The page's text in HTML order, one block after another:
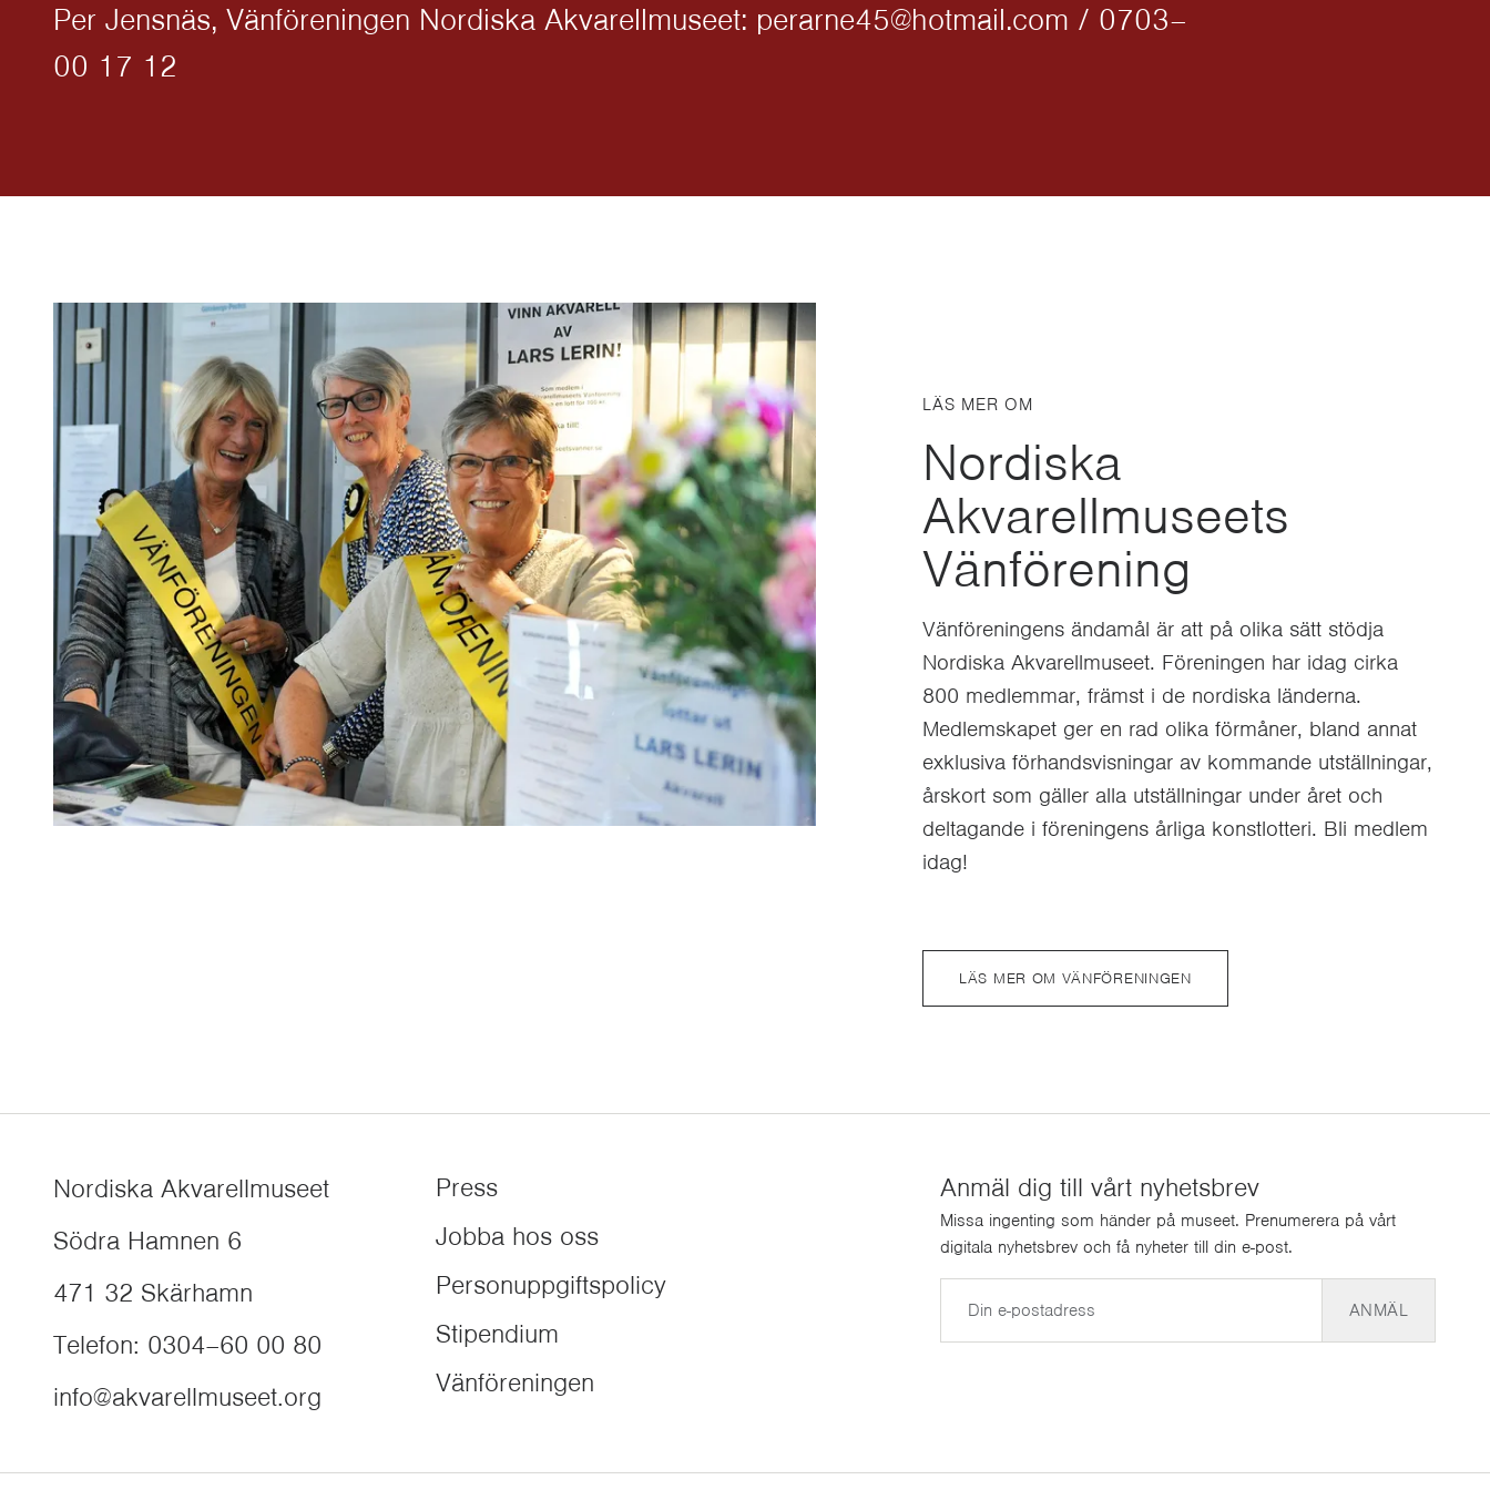
Per Jensnäs, Vänföreningen Nordiska Akvarellmuseet: perarne45@hotmail.com / 0703–
00 17 12
LÄS MER OM
Nordiska
Akvarellmuseets
Vänförening
Vänföreningens ändamål är att på olika sätt stödja
Nordiska Akvarellmuseet. Föreningen har idag cirka
800 medlemmar, främst i de nordiska länderna.
Medlemskapet ger en rad olika förmåner, bland annat
exklusiva förhandsvisningar av kommande utställningar,
årskort som gäller alla utställningar under året och
deltagande i föreningens årliga konstlotteri. Bli medlem
idag!
LÄS MER OM VÄNFÖRENINGEN
Nordiska Akvarellmuseet
Södra Hamnen 6
471 32 Skärhamn
Telefon: 0304–60 00 80
info@akvarellmuseet.org
Press
Jobba hos oss
Personuppgiftspolicy
Stipendium
Vänföreningen
Anmäl dig till vårt nyhetsbrev
Missa ingenting som händer på museet. Prenumerera på vårt
digitala nyhetsbrev och få nyheter till din e-post.
ANMÄL